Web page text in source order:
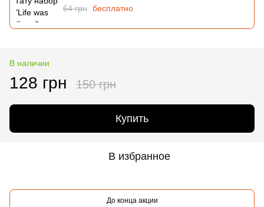
64 грн бесплатно
В наличии
128 грн 150 грн
Купить
В избранное
До конца акции